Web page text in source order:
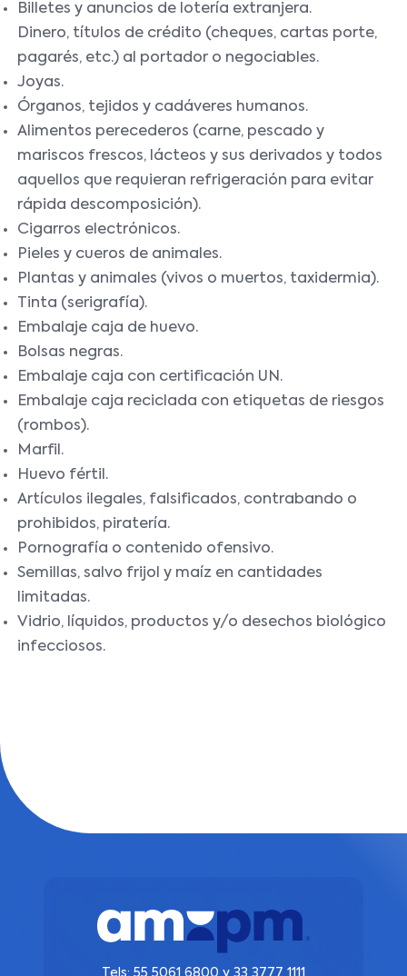
Billetes y anuncios de lotería extranjera.
Dinero, títulos de crédito (cheques, cartas porte,
pagarés, etc.) al portador o negociables.
Joyas.
Órganos, tejidos y cadáveres humanos.
Alimentos perecederos (carne, pescado y
mariscos frescos, lácteos y sus derivados y todos
aquellos que requieran refrigeración para evitar
rápida descomposición).
Cigarros electrónicos.
Pieles y cueros de animales.
Plantas y animales (vivos o muertos, taxidermia).
Tinta (serigrafía).
Embalaje caja de huevo.
Bolsas negras.
Embalaje caja con certificación UN.
Embalaje caja reciclada con etiquetas de riesgos
(rombos).
Marfil.
Huevo fértil.
Artículos ilegales, falsificados, contrabando o
prohibidos, piratería.
Pornografía o contenido ofensivo.
Semillas, salvo frijol y maíz en cantidades
limitadas.
Vidrio, líquidos, productos y/o desechos biológico
infecciosos.
Tels: 55 5061 6800 y 33 3777 1111